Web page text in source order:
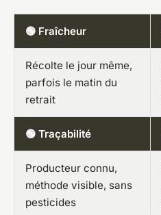
🟢 Fraîcheur
Récolte le jour même,
parfois le matin du
retrait
🟢 Traçabilité
Producteur connu,
méthode visible, sans
pesticides